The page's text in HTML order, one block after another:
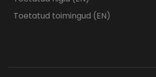
Toetatud toimingud (EN)